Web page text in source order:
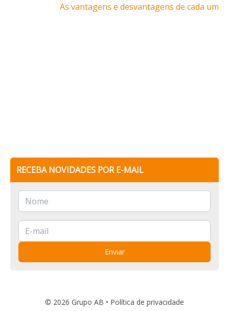
As vantagens e desvantagens de cada um
RECEBA NOVIDADES POR E-MAIL
Enviar
© 2026 Grupo AB • Política de privacidade